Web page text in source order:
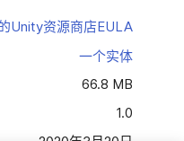
Unity资源商店EULA
一个实体
66.8 MB
1.0